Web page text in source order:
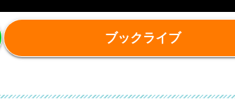
ブックライブ